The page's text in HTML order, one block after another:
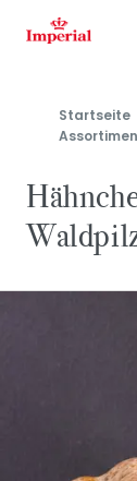
Startseite